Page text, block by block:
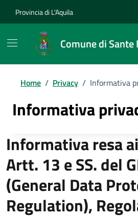
Provincia di L'Aquila
Comune di Sante
Home / Privacy / Informativa
Informativa
Informativa resa
Artt. 13 e SS. del
(General Data
Regulation),